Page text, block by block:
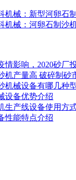
机械：新型河卵石
机械：河卵石制沙
情影响，2020砂厂
机产量高 破碎制砂
机械设备有哪几种
设备优势介绍
生产线设备使用方
性能特点介绍